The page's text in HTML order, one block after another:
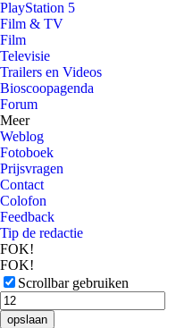
PlayStation 5
Film & TV
Film
Televisie
Trailers en Videos
Bioscoopagenda
Forum
Meer
Weblog
Fotoboek
Prijsvragen
Contact
Colofon
Feedback
Tip de redactie
FOK!
FOK!
Scrollbar gebruiken
opslaan